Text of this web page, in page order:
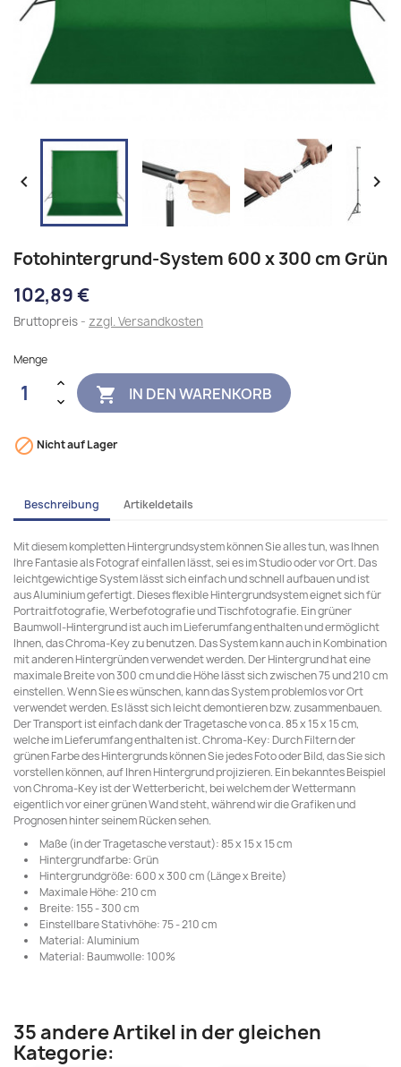
 
Fotohintergrund-System 600 x 300 cm Grün
102,89 €
Bruttopreis zzgl. Versandkosten
Menge
 IN DEN WARENKORB
 Nicht auf Lager
Beschreibung Artikeldetails
Mit diesem kompletten Hintergrundsystem können Sie alles tun, was Ihnen
Ihre Fantasie als Fotograf einfallen lässt, sei es im Studio oder vor Ort. Das
leichtgewichtige System lässt sich einfach und schnell aufbauen und ist
aus Aluminium gefertigt. Dieses flexible Hintergrundsystem eignet sich für
Portraitfotografie, Werbefotografie und Tischfotografie. Ein grüner
Baumwoll-Hintergrund ist auch im Lieferumfang enthalten und ermöglicht
Ihnen, das Chroma-Key zu benutzen. Das System kann auch in Kombination
mit anderen Hintergründen verwendet werden. Der Hintergrund hat eine
maximale Breite von 300 cm und die Höhe lässt sich zwischen 75 und 210 cm
einstellen. Wenn Sie es wünschen, kann das System problemlos vor Ort
verwendet werden. Es lässt sich leicht demontieren bzw. zusammenbauen.
Der Transport ist einfach dank der Tragetasche von ca. 85 x 15 x 15 cm,
welche im Lieferumfang enthalten ist. Chroma-Key: Durch Filtern der
grünen Farbe des Hintergrunds können Sie jedes Foto oder Bild, das Sie sich
vorstellen können, auf Ihren Hintergrund projizieren. Ein bekanntes Beispiel
von Chroma-Key ist der Wetterbericht, bei welchem der Wettermann
eigentlich vor einer grünen Wand steht, während wir die Grafiken und
Prognosen hinter seinem Rücken sehen.
Maße (in der Tragetasche verstaut): 85 x 15 x 15 cm
Hintergrundfarbe: Grün
Hintergrundgröße: 600 x 300 cm (Länge x Breite)
Maximale Höhe: 210 cm
Breite: 155 - 300 cm
Einstellbare Stativhöhe: 75 - 210 cm
Material: Aluminium
Material: Baumwolle: 100%
35 andere Artikel in der gleichen
Kategorie: